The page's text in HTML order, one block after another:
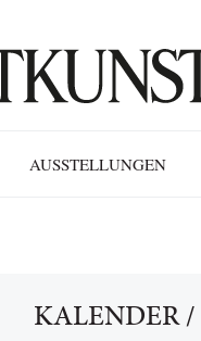
AUSSTELLUNGEN
KALENDER/